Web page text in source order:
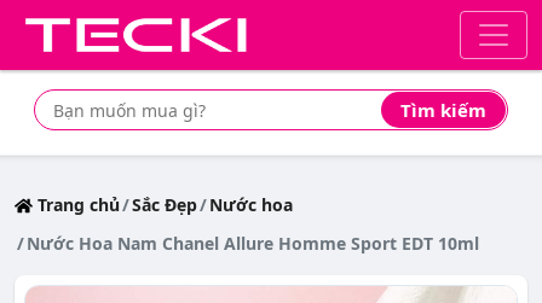
Tìm kiếm
Tìm mua sản phẩm giá rẻ nhất
Trang chủ Sắc Đẹp Nước hoa
Nước Hoa Nam Chanel Allure Homme Sport EDT 10ml